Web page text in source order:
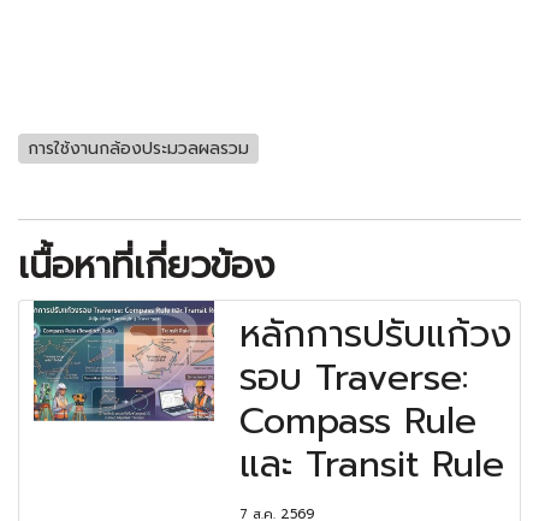
การใช้งานกล้องประมวลผลรวม
เนื้อหาที่เกี่ยวข้อง
หลักการปรับแก้วง
รอบ Traverse:
Compass Rule
และ Transit Rule
7 ส.ค. 2569